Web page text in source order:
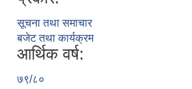
सूचना तथा समाचार
बजेट तथा कार्यक्रम
आर्थिक वर्ष:
७९/८०